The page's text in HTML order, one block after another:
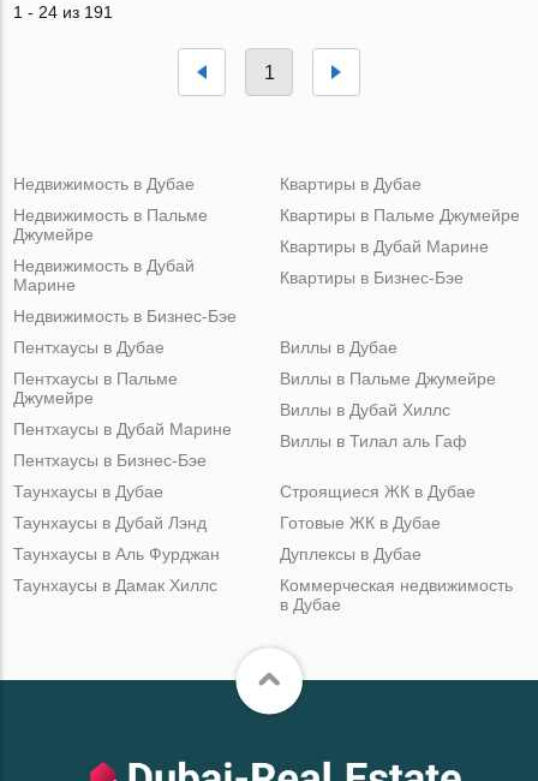
1 - 24 из 191
1
Недвижимость в Дубае
Недвижимость в Пальме
Джумейре
Недвижимость в Дубай
Марине
Недвижимость в Бизнес-Бэе
Квартиры в Дубае
Квартиры в Пальме Джумейре
Квартиры в Дубай Марине
Квартиры в Бизнес-Бэе
Пентхаусы в Дубае
Пентхаусы в Пальме
Джумейре
Пентхаусы в Дубай Марине
Пентхаусы в Бизнес-Бэе
Виллы в Дубае
Виллы в Пальме Джумейре
Виллы в Дубай Хиллс
Виллы в Тилал аль Гаф
Таунхаусы в Дубае
Таунхаусы в Дубай Лэнд
Таунхаусы в Аль Фурджан
Таунхаусы в Дамак Хиллс
Строящиеся ЖК в Дубае
Готовые ЖК в Дубае
Дуплексы в Дубае
Коммерческая недвижимость
в Дубае